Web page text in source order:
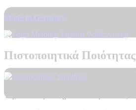
Made in Germany
Πιστοποιητικά Ποιότητας
Τεχνικά Χαρακτηριστικά Προϊόντος: